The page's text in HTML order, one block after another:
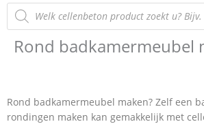
Producten
zoeken
Rond badkamermeubel
Rond badkamermeubel maken? Zelf een
rondingen maken kan gemakkelijk met